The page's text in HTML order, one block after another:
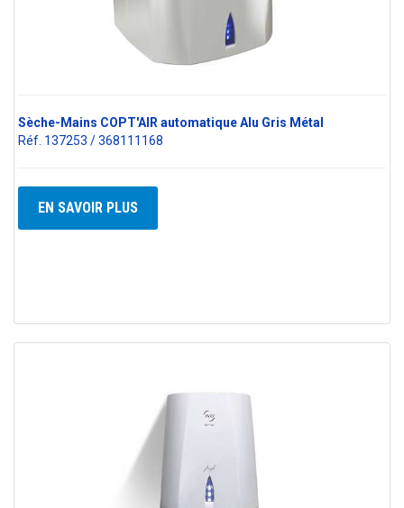
Sèche-Mains COPT'AIR automatique Alu Gris Métal
Réf. 137253 / 368111168
EN SAVOIR PLUS